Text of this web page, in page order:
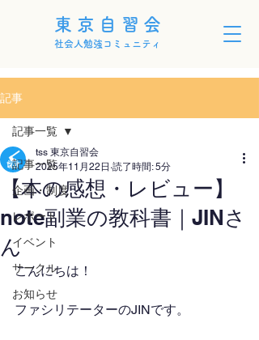
東京自習会
社会人勉強コミュニティ
記事
記事一覧
企画・制度
レポート
イベント
サークル
お知らせ
記事一覧
【本の感想・レビュー】
note副業の教科書｜JINさ
ん
tss 東京自習会
2025年11月22日 読了時間: 5分
こんにちは！
ファシリテーターのJINです。